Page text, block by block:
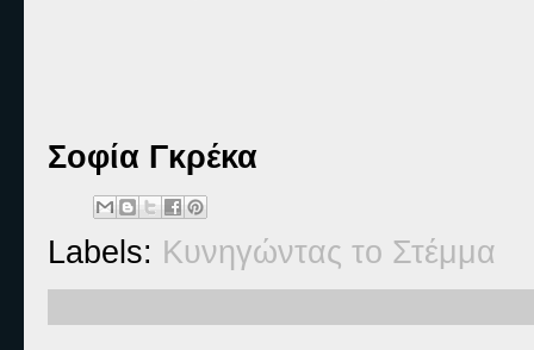
Σοφία Γκρέκα
Labels: Κυνηγώντας το Στέμμα